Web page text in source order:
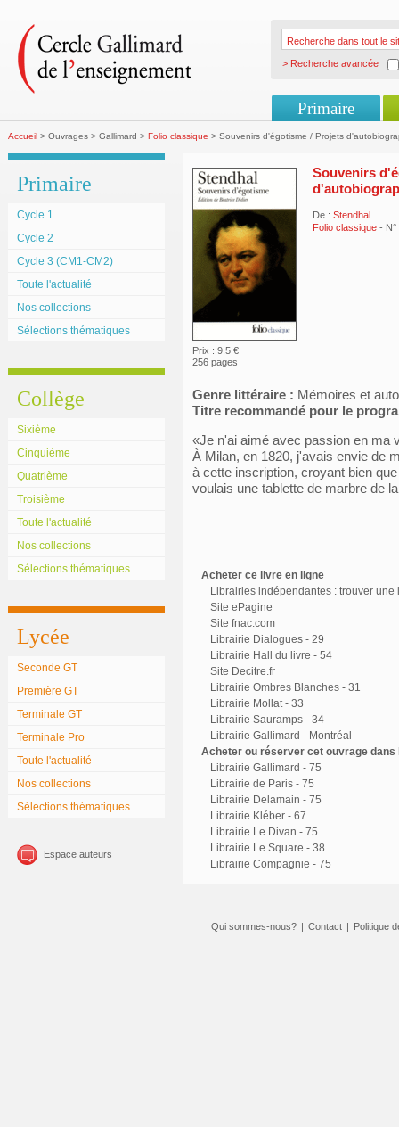
> Recherche avancée
Primaire
Accueil > Ouvrages > Gallimard > Folio classique > Souvenirs d'égotisme / Projets
Primaire
Cycle 1
Cycle 2
Cycle 3 (CM1-CM2)
Toute l'actualité
Nos collections
Sélections thématiques
Collège
Sixième
Cinquième
Quatrième
Troisième
Toute l'actualité
Nos collections
Sélections thématiques
Lycée
Seconde GT
Première GT
Terminale GT
Terminale Pro
Toute l'actualité
Nos collections
Sélections thématiques
Espace auteurs
Prix : 9.5 €
256 pages
Souvenirs
De : Stendhal
Folio classique - N°
Genre littéraire : Mémoires et
Titre recommandé pour le
«Je n'ai aimé avec passion en ma
À Milan, en 1820, j'avais envie de
à cette inscription, croyant bien
voulais une tablette de marbre de
Acheter ce livre en ligne
Librairies indépendantes : trouver une
Site ePagine
Site fnac.com
Librairie Dialogues - 29
Librairie Hall du livre - 54
Site Decitre.fr
Librairie Ombres Blanches - 31
Librairie Mollat - 33
Librairie Sauramps - 34
Librairie Gallimard - Montréal
Acheter ou réserver cet ouvrage
Librairie Gallimard - 75
Librairie de Paris - 75
Librairie Delamain - 75
Librairie Kléber - 67
Librairie Le Divan - 75
Librairie Le Square - 38
Librairie Compagnie - 75
Qui sommes-nous? | Contact | Politique